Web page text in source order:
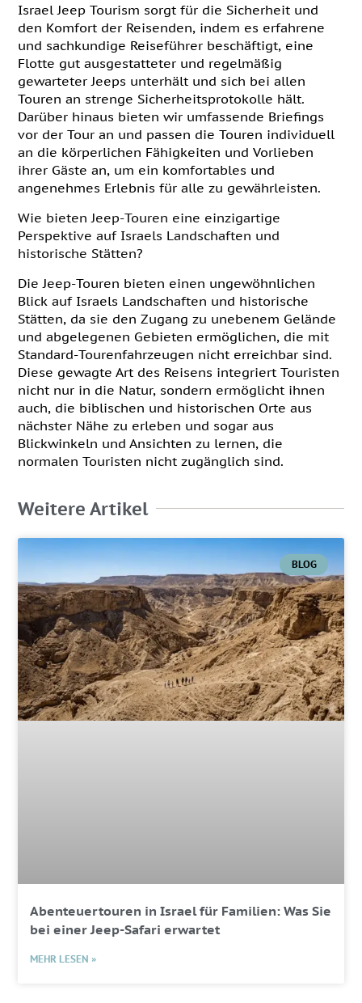
Israel Jeep Tourism sorgt für die Sicherheit und
den Komfort der Reisenden, indem es erfahrene
und sachkundige Reiseführer beschäftigt, eine
Flotte gut ausgestatteter und regelmäßig
gewarteter Jeeps unterhält und sich bei allen
Touren an strenge Sicherheitsprotokolle hält.
Darüber hinaus bieten wir umfassende Briefings
vor der Tour an und passen die Touren individuell
an die körperlichen Fähigkeiten und Vorlieben
ihrer Gäste an, um ein komfortables und
angenehmes Erlebnis für alle zu gewährleisten.
Wie bieten Jeep-Touren eine einzigartige
Perspektive auf Israels Landschaften und
historische Stätten?
Die Jeep-Touren bieten einen ungewöhnlichen
Blick auf Israels Landschaften und historische
Stätten, da sie den Zugang zu unebenem Gelände
und abgelegenen Gebieten ermöglichen, die mit
Standard-Tourenfahrzeugen nicht erreichbar sind.
Diese gewagte Art des Reisens integriert Touristen
nicht nur in die Natur, sondern ermöglicht ihnen
auch, die biblischen und historischen Orte aus
nächster Nähe zu erleben und sogar aus
Blickwinkeln und Ansichten zu lernen, die
normalen Touristen nicht zugänglich sind.
Weitere Artikel
BLOG
Abenteuertouren in Israel für Familien: Was Sie
bei einer Jeep-Safari erwartet
MEHR LESEN »